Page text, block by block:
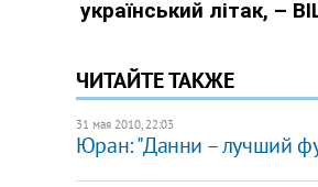
ЧИТАЙТЕ ТАКЖЕ
31 мая 2010, 22:03
Юран: "Данни – лучший